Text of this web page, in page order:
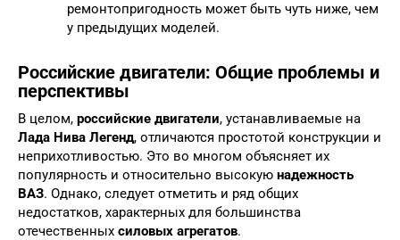
ремонтопригодность может быть чуть ниже, чем
у предыдущих моделей.
Российские двигатели: Общие проблемы и
перспективы
В целом, российские двигатели, устанавливаемые на
Лада Нива Легенд, отличаются простотой конструкции и
неприхотливостью. Это во многом объясняет их
популярность и относительно высокую надежность
ВАЗ. Однако, следует отметить и ряд общих
недостатков, характерных для большинства
отечественных силовых агрегатов.